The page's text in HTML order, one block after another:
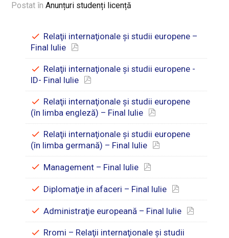
Postat înAnunțuri studenți licență
Relaţii internaţionale şi studii europene –
Final Iulie
Relaţii internaţionale şi studii europene -
ID- Final Iulie
Relaţii internaţionale şi studii europene
(în limba engleză) – Final Iulie
Relaţii internaţionale şi studii europene
(în limba germană) – Final Iulie
Management – Final Iulie
Diplomaţie in afaceri – Final Iulie
Administraţie europeană – Final Iulie
Rromi – Relaţii internaţionale şi studii